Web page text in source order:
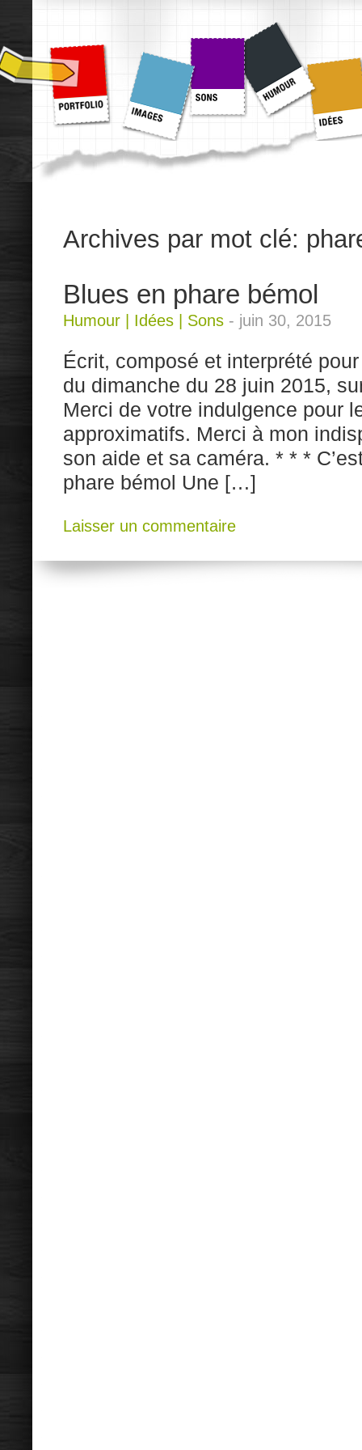
Archives par mot clé:
Blues en phare bémol
Humour Idées Sons - juin 30, 2015
Écrit, composé et interprété
du dimanche du 28 juin 2015,
Merci de votre indulgence pour
approximatifs. Merci à mon
son aide et sa caméra. * * *
phare bémol Une […]
Laisser un commentaire